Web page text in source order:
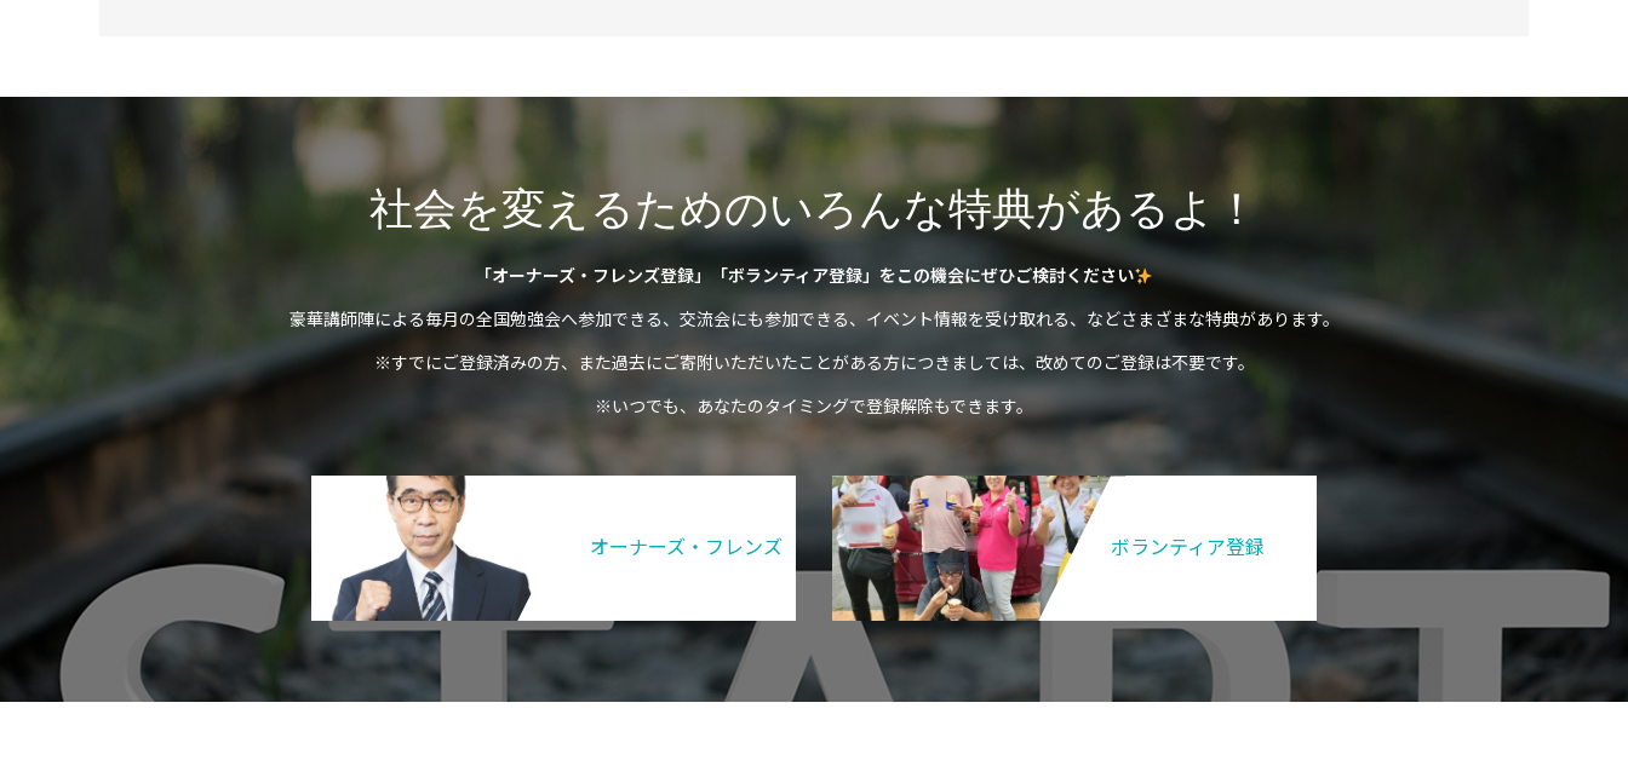
社会を変えるためのいろんな特典があるよ！
「オーナーズ・フレンズ登録」「ボランティア登録」をこの機会にぜひご検討ください
豪華講師陣による毎月の全国勉強会へ参加できる、交流会にも参加できる、イベント情報を受け取れる、などさまざまな特典があります。
※すでにご登録済みの方、また過去にご寄附いただいたことがある方につきましては、改めてのご登録は不要です。
※いつでも、あなたのタイミングで登録解除もできます。
オーナーズ・フレンズ ボランティア登録